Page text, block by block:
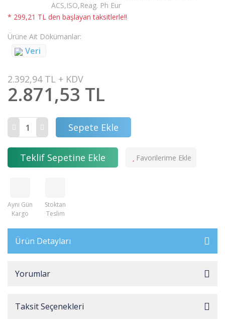
ACS,ISO,Reag. Ph Eur
* 299,21 TL den başlayan taksitlerle!!
Ürüne Ait Dökümanlar
Veri
2.392,94 TL + KDV
2.871,53 TL
Sepete Ekle
Teklif Sepetine Ekle
Aynı Gün
Kargo
Stoktan
Teslim
Ürün Detayları
Yorumlar
Taksit Seçenekleri